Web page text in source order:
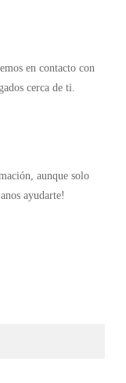
en contacto con
cerca de ti.
aunque solo
ayudarte!